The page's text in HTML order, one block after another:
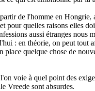
de l'homme en
pour quelles raisons elles
aussi étranges nous
: en théorie, on peut tout
place quelque chose de
voie à quel point des
Vreede sont absurdes.